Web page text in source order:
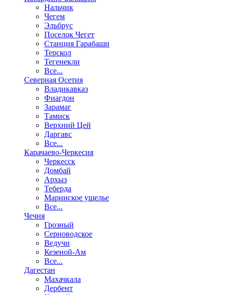
Нальчик
Чегем
Эльбрус
Поселок Чегет
Станция Гарабаши
Терскол
Тегенекли
Все...
Северная Осетия
Владикавказ
Фиагдон
Зарамаг
Тамиск
Верхний Цей
Даргавс
Все...
Карачаево-Черкесия
Черкесск
Домбай
Архыз
Теберда
Маринское ущелье
Все...
Чечня
Грозный
Серноводское
Ведучи
Кезеной-Ам
Все...
Дагестан
Махачкала
Дербент